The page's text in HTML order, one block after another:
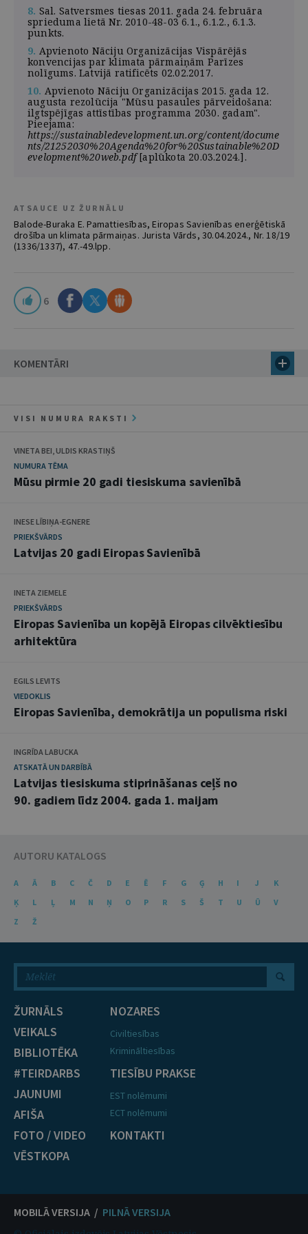
8. Sal. Satversmes tiesas 2011. gada 24. februāra
sprieduma lietā Nr. 2010-48-03 6.1., 6.1.2., 6.1.3.
punkts.
9. Apvienoto Nāciju Organizācijas Vispārējās
konvencijas par klimata pārmaiņām Parīzes
nolīgums. Latvijā ratificēts 02.02.2017.
10. Apvienoto Nāciju Organizācijas 2015. gada 12.
augusta rezolūcija "Mūsu pasaules pārveidošana:
ilgtspējīgas attīstības programma 2030. gadam".
Pieejama:
https://sustainabledevelopment.un.org/content/docume
nts/21252030%20Agenda%20for%20Sustainable%20D
evelopment%20web.pdf[aplūkota 20.03.2024.].
ATSAUCE UZ ŽURNĀLU
Balode-Buraka E. Pamattiesības, Eiropas Savienības enerģētiskā
drošība un klimata pārmaiņas. Jurista Vārds, 30.04.2024., Nr. 18/19
(1336/1337), 47.-49.lpp.
6
KOMENTĀRI
VISI NUMURA RAKSTI
VINETA BEI, ULDIS KRASTIŅŠ
NUMURA TĒMA
Mūsu pirmie 20 gadi tiesiskuma savienībā
INESE LĪBIŅA-EGNERE
PRIEKŠVĀRDS
Latvijas 20 gadi Eiropas Savienībā
INETA ZIEMELE
PRIEKŠVĀRDS
Eiropas Savienība un kopējā Eiropas cilvēktiesību
arhitektūra
EGILS LEVITS
VIEDOKLIS
Eiropas Savienība, demokrātija un populisma riski
INGRĪDA LABUCKA
ATSKATĀ UN DARBĪBĀ
Latvijas tiesiskuma stiprināšanas ceļš no
90. gadiem līdz 2004. gada 1. maijam
AUTORU KATALOGS
A Ā B C Č D E Ē F G Ģ H I J
K
Ķ
L Ļ M N Ņ O P R S Š T U Ū
V
Z
Ž
ŽURNĀLS
VEIKALS
BIBLIOTĒKA
#TEIRDARBS
JAUNUMI
AFIŠA
FOTO / VIDEO
VĒSTKOPA
NOZARES
Civiltiesības
Krimināltiesības
TIESĪBU PRAKSE
EST nolēmumi
ECT nolēmumi
KONTAKTI
MOBILĀ VERSIJA / PILNĀ VERSIJA